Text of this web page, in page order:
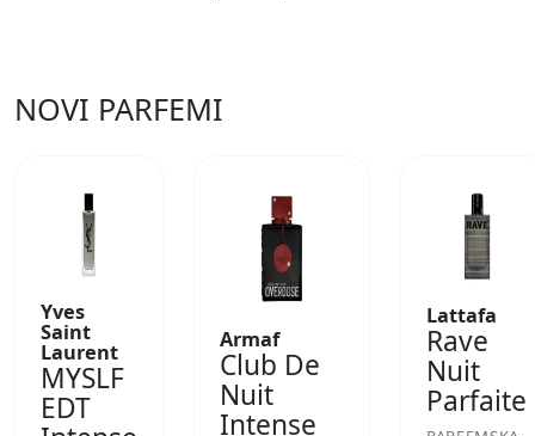
NOVI PARFEMI
Yves
Saint
Laurent
MYSLF
EDT
Armaf
Club De
Nuit
Intense
Lattafa
Rave
Nuit
Parfaite